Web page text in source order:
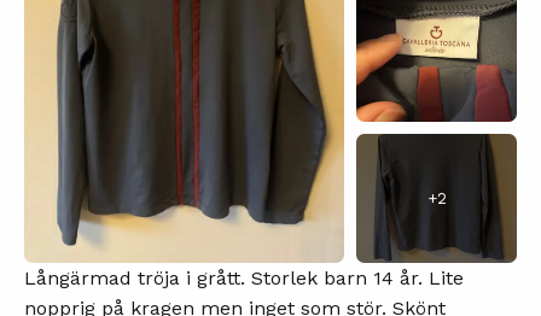
+2
Långärmad tröja i grått. Storlek barn 14 år. Lite
nopprig på kragen men inget som stör. Skönt